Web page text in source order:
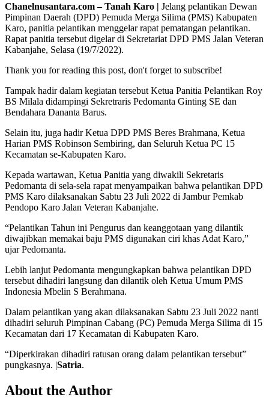
Chanelnusantara.com – Tanah Karo | Jelang pelantikan Dewan
Pimpinan Daerah (DPD) Pemuda Merga Silima (PMS) Kabupaten
Karo, panitia pelantikan menggelar rapat pematangan pelantikan.
Rapat panitia tersebut digelar di Sekretariat DPD PMS Jalan Veteran
Kabanjahe, Selasa (19/7/2022).
Thank you for reading this post, don't forget to subscribe!
Tampak hadir dalam kegiatan tersebut Ketua Panitia Pelantikan Roy
BS Milala didampingi Sekretraris Pedomanta Ginting SE dan
Bendahara Dananta Barus.
Selain itu, juga hadir Ketua DPD PMS Beres Brahmana, Ketua
Harian PMS Robinson Sembiring, dan Seluruh Ketua PC 15
Kecamatan se-Kabupaten Karo.
Kepada wartawan, Ketua Panitia yang diwakili Sekretaris
Pedomanta di sela-sela rapat menyampaikan bahwa pelantikan DPD
PMS Karo dilaksanakan Sabtu 23 Juli 2022 di Jambur Pemkab
Pendopo Karo Jalan Veteran Kabanjahe.
“Pelantikan Tahun ini Pengurus dan keanggotaan yang dilantik
diwajibkan memakai baju PMS digunakan ciri khas Adat Karo,”
ujar Pedomanta.
Lebih lanjut Pedomanta mengungkapkan bahwa pelantikan DPD
tersebut dihadiri langsung dan dilantik oleh Ketua Umum PMS
Indonesia Mbelin S Berahmana.
Dalam pelantikan yang akan dilaksanakan Sabtu 23 Juli 2022 nanti
dihadiri seluruh Pimpinan Cabang (PC) Pemuda Merga Silima di 15
Kecamatan dari 17 Kecamatan di Kabupaten Karo.
“Diperkirakan dihadiri ratusan orang dalam pelantikan tersebut”
pungkasnya. |Satria.
About the Author